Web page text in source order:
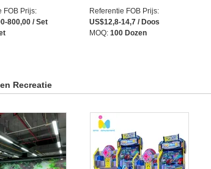
FOB Prijs:
800,00 / Set
Referentie FOB Prijs:
US$12,8-14,7 / Doos
MOQ: 100 Dozen
Recreatie